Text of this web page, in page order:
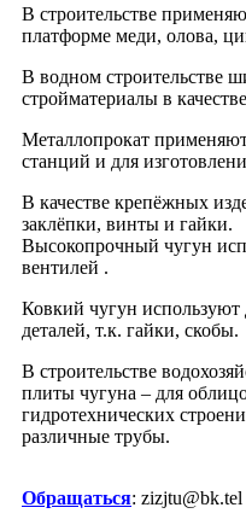
В строительстве
платформе меди, олова,
В водном строительстве
стройматериалы в
Металлопрокат
станций и для
В качестве крепёжных
заклёпки, винты и гайки.
Высокопрочный чугун
вентилей .
Ковкий чугун используют
деталей, т.к. гайки, скобы.
В строительстве
плиты чугуна – для
гидротехнических
различные трубы.
Обращаться: zizjtu@bk.tel